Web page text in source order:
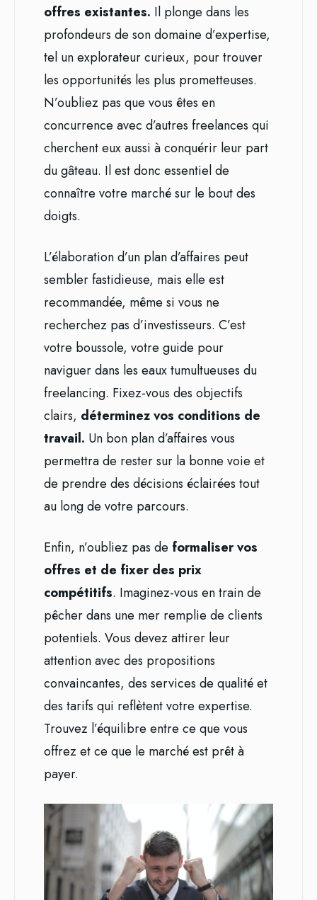
offres existantes. Il plonge dans les
profondeurs de son domaine d’expertise,
tel un explorateur curieux, pour trouver
les opportunités les plus prometteuses.
N’oubliez pas que vous êtes en
concurrence avec d’autres freelances qui
cherchent eux aussi à conquérir leur part
du gâteau. Il est donc essentiel de
connaître votre marché sur le bout des
doigts.
L’élaboration d’un plan d’affaires peut
sembler fastidieuse, mais elle est
recommandée, même si vous ne
recherchez pas d’investisseurs. C’est
votre boussole, votre guide pour
naviguer dans les eaux tumultueuses du
freelancing. Fixez-vous des objectifs
clairs, déterminez vos conditions de
travail. Un bon plan d’affaires vous
permettra de rester sur la bonne voie et
de prendre des décisions éclairées tout
au long de votre parcours.
Enfin, n’oubliez pas de formaliser vos
offres et de fixer des prix
compétitifs. Imaginez-vous en train de
pêcher dans une mer remplie de clients
potentiels. Vous devez attirer leur
attention avec des propositions
convaincantes, des services de qualité et
des tarifs qui reflètent votre expertise.
Trouvez l’équilibre entre ce que vous
offrez et ce que le marché est prêt à
payer.